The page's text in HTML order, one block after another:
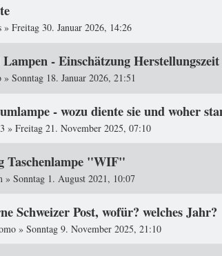
» Freitag 30. Januar 2026, 14:26
- Einschätzung Herstellungszeit
» Sonntag 18. Januar 2026, 21:51
- wozu diente sie und woher
» Freitag 21. November 2025, 07:10
Taschenlampe "WIF"
» Sonntag 1. August 2021, 10:07
Schweizer Post, wofür? welches Jahr?
» Sonntag 9. November 2025, 21:10